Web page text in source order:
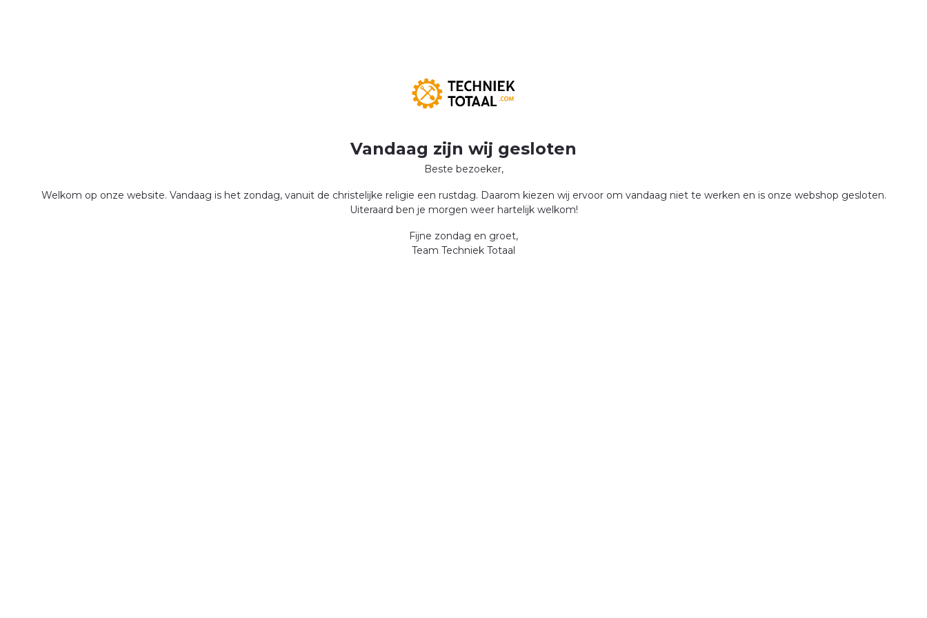
Vandaag zijn wij gesloten
Beste bezoeker,
Welkom op onze website. Vandaag is het zondag, vanuit de christelijke religie een rustdag. Daarom kiezen wij ervoor om vandaag niet te werken en is onze webshop gesloten.
Uiteraard ben je morgen weer hartelijk welkom!
Fijne zondag en groet,
Team Techniek Totaal